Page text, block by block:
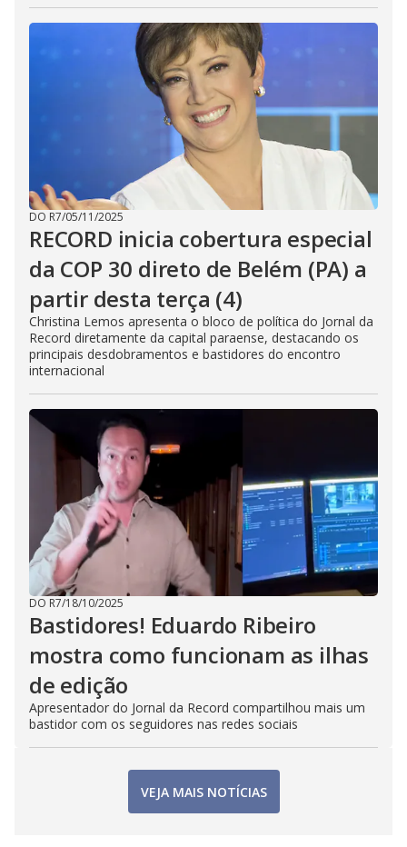
DO R7/05/11/2025
RECORD inicia cobertura especial
da COP 30 direto de Belém (PA) a
partir desta terça (4)
Christina Lemos apresenta o bloco de política do Jornal da
Record diretamente da capital paraense, destacando os
principais desdobramentos e bastidores do encontro
internacional
DO R7/18/10/2025
Bastidores! Eduardo Ribeiro
mostra como funcionam as ilhas
de edição
Apresentador do Jornal da Record compartilhou mais um
bastidor com os seguidores nas redes sociais
VEJA MAIS NOTÍCIAS